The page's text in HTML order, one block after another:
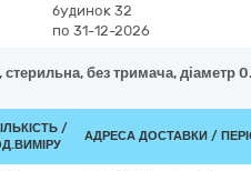
будинок 32
по 31-12-2026
без тримача,
/
АДРЕСА ДОСТАВКИ /